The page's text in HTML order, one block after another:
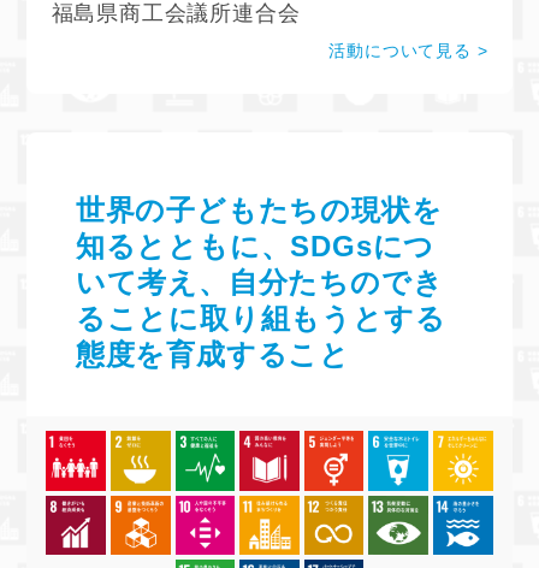
福島県商工会議所連合会
活動について見る
世界の子どもたちの現状を
知るとともに、SDGsにつ
いて考え、自分たちのでき
ることに取り組もうとする
態度を育成すること